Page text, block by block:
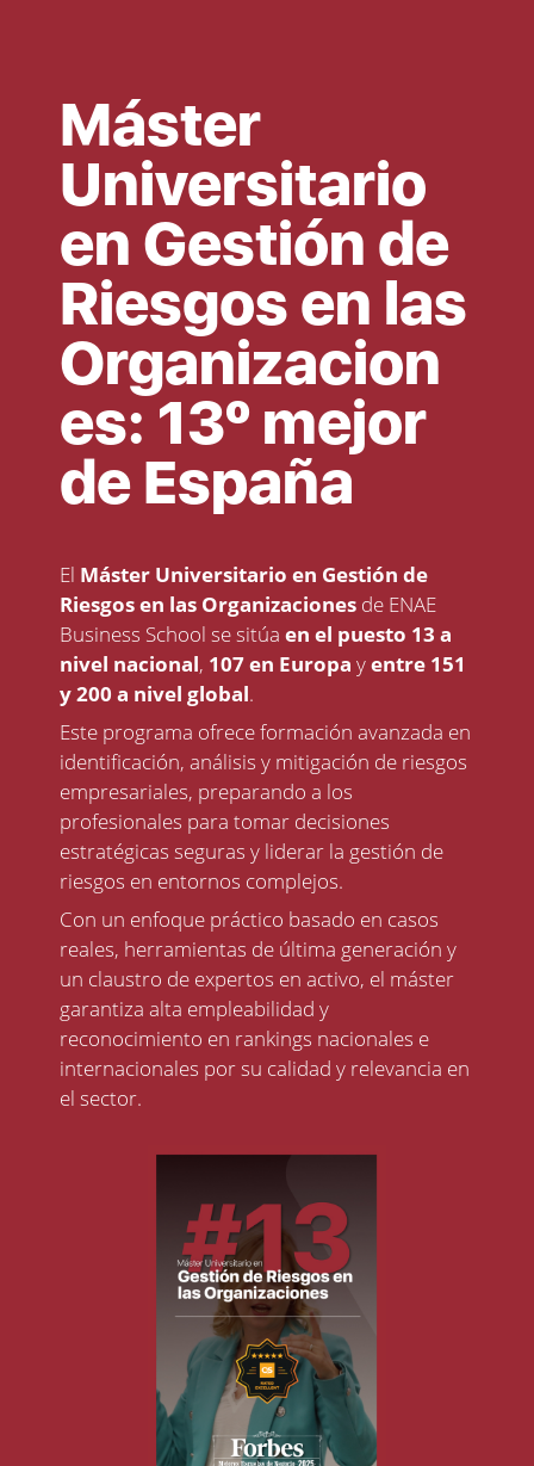
Máster
Universitario
en Gestión de
Riesgos en las
Organizacion
es: 13º mejor
de España
El Máster Universitario en Gestión de
Riesgos en las Organizaciones de ENAE
Business School se sitúa en el puesto 13 a
nivel nacional, 107 en Europa yentre 151
y 200 a nivel global.
Este programa ofrece formación avanzada en
identificación, análisis y mitigación de riesgos
empresariales, preparando a los
profesionales para tomar decisiones
estratégicas seguras y liderar la gestión de
riesgos en entornos complejos.
Con un enfoque práctico basado en casos
reales, herramientas de última generación y
un claustro de expertos en activo, el máster
garantiza alta empleabilidad y
reconocimiento en rankings nacionales e
internacionales por su calidad y relevancia en
el sector.